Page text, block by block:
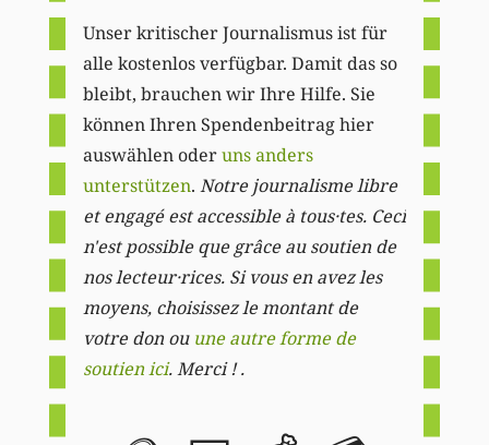
Unser kritischer Journalismus ist für
alle kostenlos verfügbar. Damit das so
bleibt, brauchen wir Ihre Hilfe. Sie
können Ihren Spendenbeitrag hier
auswählen oderuns anders
unterstützen. Notre journalisme libre
et engagé est accessible à tous·tes. Ceci
n'est possible que grâce au soutien de
nos lecteur·rices. Si vous en avez les
moyens, choisissez le montant de
votre don ou une autre forme de
soutien ici. Merci ! .